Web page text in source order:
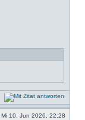
Mi 10. Jun 2026, 22:28